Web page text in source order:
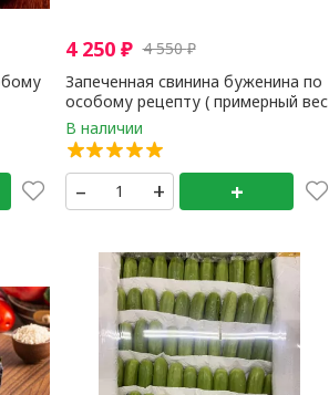
4 250₽ 4 550₽
Запеченная свинина буженина по
особому рецепту ( примерный вес
блюда 2 - 3,5 кг ) 1 кг
– + +